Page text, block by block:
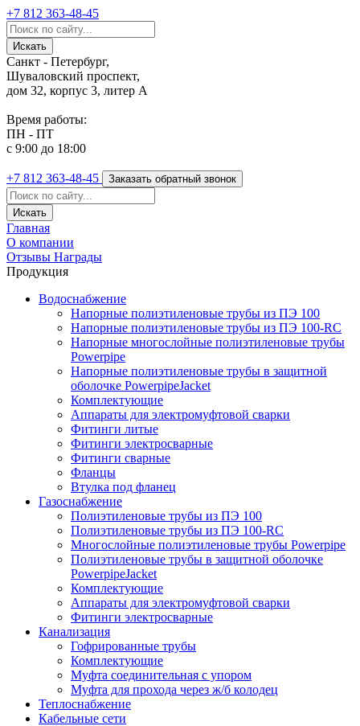
+7 812 363-48-45
Санкт - Петербург,
Шуваловский проспект,
дом 32, корпус 3, литер А
Время работы:
ПН - ПТ
с 9:00 до 18:00
+7 812 363-48-45 Заказать обратный звонок
Главная
О компании
Отзывы Награды
Продукция
Водоснабжение
Напорные полиэтиленовые трубы из ПЭ 100
Напорные полиэтиленовые трубы из ПЭ 100-RC
Напорные многослойные полиэтиленовые трубы
Powerpipe
Напорные полиэтиленовые трубы в защитной
оболочке PowerpipeJacket
Комплектующие
Аппараты для электромуфтовой сварки
Фитинги литые
Фитинги электросварные
Фитинги сварные
Фланцы
Втулка под фланец
Газоснабжение
Полиэтиленовые трубы из ПЭ 100
Полиэтиленовые трубы из ПЭ 100-RC
Многослойные полиэтиленовые трубы Powerpipe
Полиэтиленовые трубы в защитной оболочке
PowerpipeJacket
Комплектующие
Аппараты для электромуфтовой сварки
Фитинги электросварные
Канализация
Гофрированные трубы
Комплектующие
Муфта соединительная с упором
Муфта для прохода через ж/б колодец
Теплоснабжение
Кабельные сети